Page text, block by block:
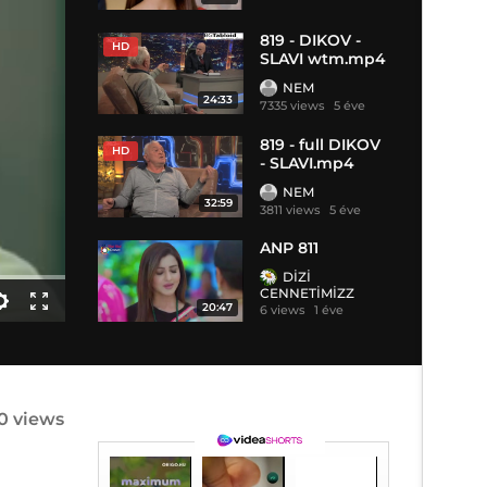
HD
24:33
819 - DIKOV -
SLAVI wtm.mp4
NEM
7335 views 5 éve
HD
32:59
819 - full DIKOV
- SLAVI.mp4
NEM
3811 views 5 éve
20:47
ANP 811
DİZİ
CENNETİMİZZ
6 views 1 éve
views